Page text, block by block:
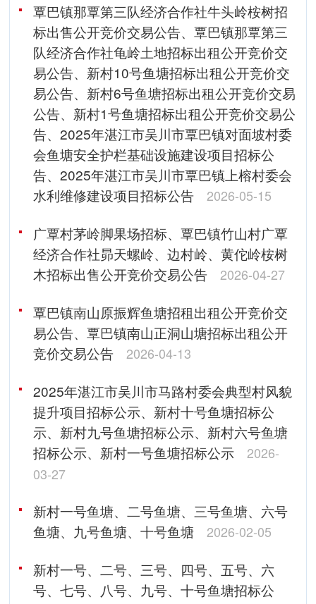
覃巴镇那覃第三队经济合作社牛头岭桉树招
标出售公开竞价交易公告、覃巴镇那覃第三
队经济合作社龟岭土地招标出租公开竞价交
易公告、新村10号鱼塘招标出租公开竞价交
易公告、新村6号鱼塘招标出租公开竞价交易
公告、新村1号鱼塘招标出租公开竞价交易公
告、2025年湛江市吴川市覃巴镇对面坡村委
会鱼塘安全护栏基础设施建设项目招标公
告、2025年湛江市吴川市覃巴镇上榕村委会
水利维修建设项目招标公告
2026-05-15
广覃村茅岭脚果场招标、覃巴镇竹山村广覃
经济合作社昴天螺岭、边村岭、黄佗岭桉树
木招标出售公开竞价交易公告
2026-04-27
覃巴镇南山原振辉鱼塘招租出租公开竞价交
易公告、覃巴镇南山正洞山塘招标出租公开
竞价交易公告
2026-04-13
2025年湛江市吴川市马路村委会典型村风貌
提升项目招标公示、新村十号鱼塘招标公
示、新村九号鱼塘招标公示、新村六号鱼塘
招标公示、新村一号鱼塘招标公示
2026-
03-27
新村一号鱼塘、二号鱼塘、三号鱼塘、六号
鱼塘、九号鱼塘、十号鱼塘
2026-02-05
新村一号、二号、三号、四号、五号、六
号、七号、八号、九号、十号鱼塘招标公